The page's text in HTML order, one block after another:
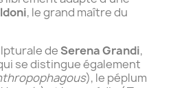
, le grand maître du
deSerena Grandi,
se distingue également
), le péplum